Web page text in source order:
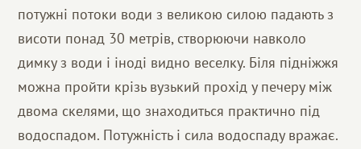
потужні потоки води з великою силою падають з
висоти понад 30 метрів, створюючи навколо
димку з води і іноді видно веселку. Біля підніжжя
можна пройти крізь вузький прохід у печеру між
двома скелями, що знаходиться практично під
водоспадом. Потужність і сила водоспаду вражає.